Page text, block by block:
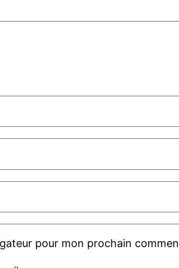
pour mon prochain